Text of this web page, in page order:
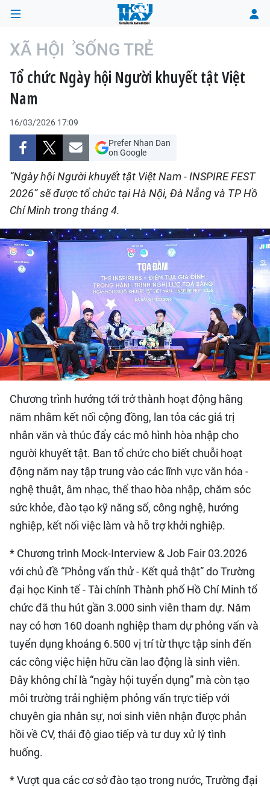
TRANG CHỦ
CHÍNH TRỊ
XÃ HỘI
KINH TẾ
ĐÔ THỊ
VĂN HÓA - VĂN NGHỆ
QUỐC TẾ
THỂ THAO
DU LỊCH
HỒ SƠ - TƯ LIỆU
NHÂN DÂN ĐIỆN TỬ
NHÂN DÂN HẰNG THÁNG
NHÂN DÂN CUỐI TUẦN
XÃ HỘI SỐNG TRẺ
Tổ chức Ngày hội Người khuyết tật Việt
Nam
16/03/2026 17:09
Prefer Nhan Dan
on Google
“Ngày hội Người khuyết tật Việt Nam - INSPIRE FEST
2026” sẽ được tổ chức tại Hà Nội, Đà Nẵng và TP Hồ
Chí Minh trong tháng 4.
Chương trình hướng tới trở thành hoạt động hằng
năm nhằm kết nối cộng đồng, lan tỏa các giá trị
nhân văn và thúc đẩy các mô hình hòa nhập cho
người khuyết tật. Ban tổ chức cho biết chuỗi hoạt
động năm nay tập trung vào các lĩnh vực văn hóa -
nghệ thuật, âm nhạc, thể thao hòa nhập, chăm sóc
sức khỏe, đào tạo kỹ năng số, công nghệ, hướng
nghiệp, kết nối việc làm và hỗ trợ khởi nghiệp.
* Chương trình Mock-Interview & Job Fair 03.2026
với chủ đề “Phỏng vấn thử - Kết quả thật” do Trường
đại học Kinh tế - Tài chính Thành phố Hồ Chí Minh tổ
chức đã thu hút gần 3.000 sinh viên tham dự. Năm
nay có hơn 160 doanh nghiệp tham dự phỏng vấn và
tuyển dụng khoảng 6.500 vị trí từ thực tập sinh đến
các công việc hiện hữu cần lao động là sinh viên.
Đây không chỉ là “ngày hội tuyển dụng” mà còn tạo
môi trường trải nghiệm phỏng vấn trực tiếp với
chuyên gia nhân sự, nơi sinh viên nhận được phản
hồi về CV, thái độ giao tiếp và tư duy xử lý tình
huống.
* Vượt qua các cơ sở đào tạo trong nước, Trường đại